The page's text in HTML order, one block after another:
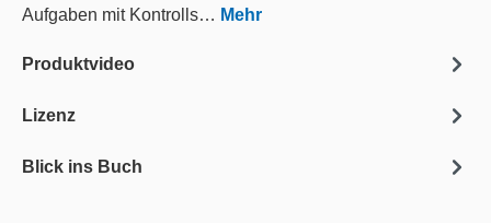
Aufgaben mit Kontrolls… Mehr
Produktvideo
Lizenz
Blick ins Buch